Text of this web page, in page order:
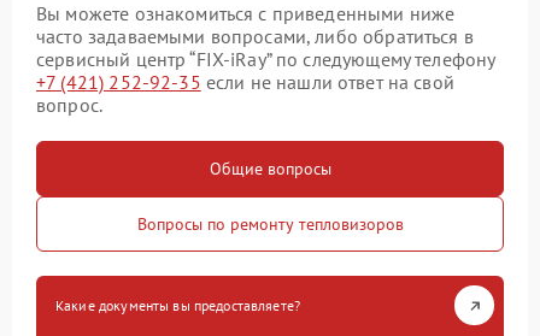
Вы можете ознакомиться с приведенными ниже
часто задаваемыми вопросами, либо обратиться в
сервисный центр “FIX-iRay” по следующему телефону
+7 (421) 252-92-35 если не нашли ответ на свой
вопрос.
Общие вопросы
Вопросы по ремонту тепловизоров
Какие документы вы предоставляете?